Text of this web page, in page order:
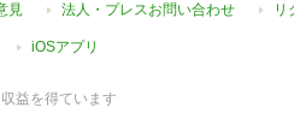
見 法人・プレスお問い合わせ リ
iOSアプリ
益を得ています